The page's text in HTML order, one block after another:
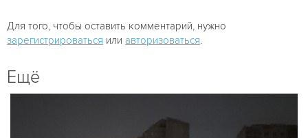
Для того, чтобы оставить комментарий, нужно
зарегистрироваться или авторизоваться
Ещё